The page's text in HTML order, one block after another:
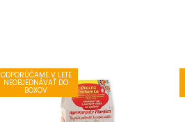
ODPORÚČAME V LETE
NEOBJEDNÁVAŤ DO
BOXOV